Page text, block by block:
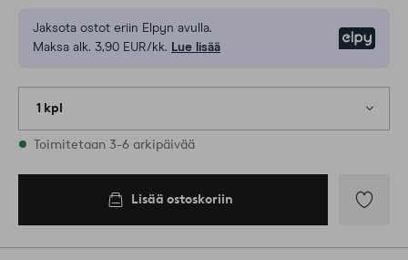
Jaksota ostot eriin Elpyn avulla.
Maksa alk. 3,90 EUR/kk. Lue lisää
1 kpl
Varastossa
Toimitetaan 3-6 arkipäivää
Lisää ostoskoriin